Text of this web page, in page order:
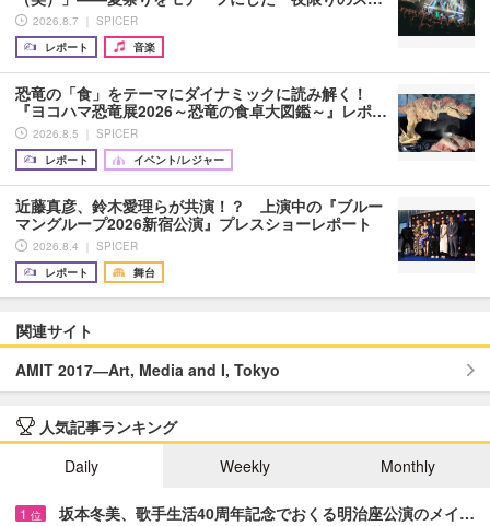
2026.8.7 ｜ SPICER
レポート
音楽
恐竜の「食」をテーマにダイナミックに読み解く！
『ヨコハマ恐竜展2026～恐竜の食卓大図鑑～』レポ…
2026.8.5 ｜ SPICER
レポート
イベント/レジャー
近藤真彦、鈴木愛理らが共演！？ 上演中の『ブルー
マングループ2026新宿公演』プレスショーレポート
2026.8.4 ｜ SPICER
レポート
舞台
関連サイト
AMIT 2017―Art, Media and I, Tokyo
人気記事ランキング
Daily
Weekly Monthly
1 位 坂本冬美、歌手生活40周年記念でおくる明治座公演のメイ…